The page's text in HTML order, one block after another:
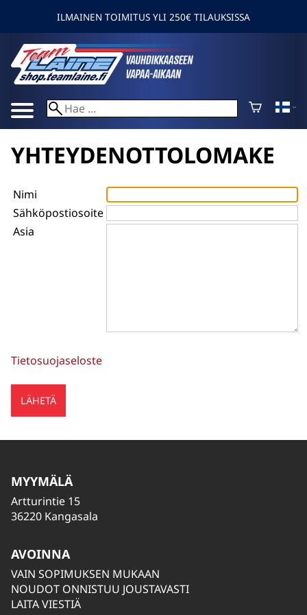
ILMAINEN TOIMITUS YLI 250€ TILAUKSISSA
YHTEYDENOTTOLOMAKE
Nimi
Sähköpostiosoite
Asia
Tietosuojaseloste
MYYMÄLÄ
Artturintie 15
36220 Kangasala
AVOINNA
VAIN SOPIMUKSEN MUKAAN
NOUDOT ONNISTUU JOUSTAVASTI
LAITA VIESTIÄ